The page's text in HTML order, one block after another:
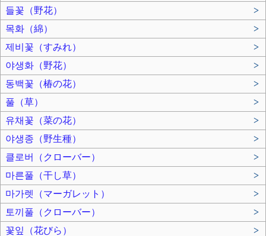
들꽃（野花）
>
목화（綿）
>
제비꽃（すみれ）
>
야생화（野花）
>
동백꽃（椿の花）
>
풀（草）
>
유채꽃（菜の花）
>
야생종（野生種）
>
클로버（クローバー）
>
마른풀（干し草）
>
마가렛（マーガレット）
>
토끼풀（クローバー）
>
꽃잎（花びら）
>